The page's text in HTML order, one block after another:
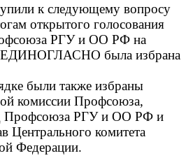
к следующему вопросу
открытого голосования
РГУ и ОО РФ на
ЕДИНОГЛАСНО была избрана
были также избраны
комиссии Профсоюза,
Профсоюза РГУ и ОО РФ и
Центрального комитета
Федерации.